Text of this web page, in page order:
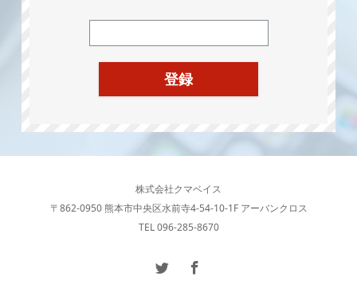
株式会社クマベイス
〒862-0950 熊本市中央区水前寺4-54-10-1F アーバンクロス
TEL 096-285-8670